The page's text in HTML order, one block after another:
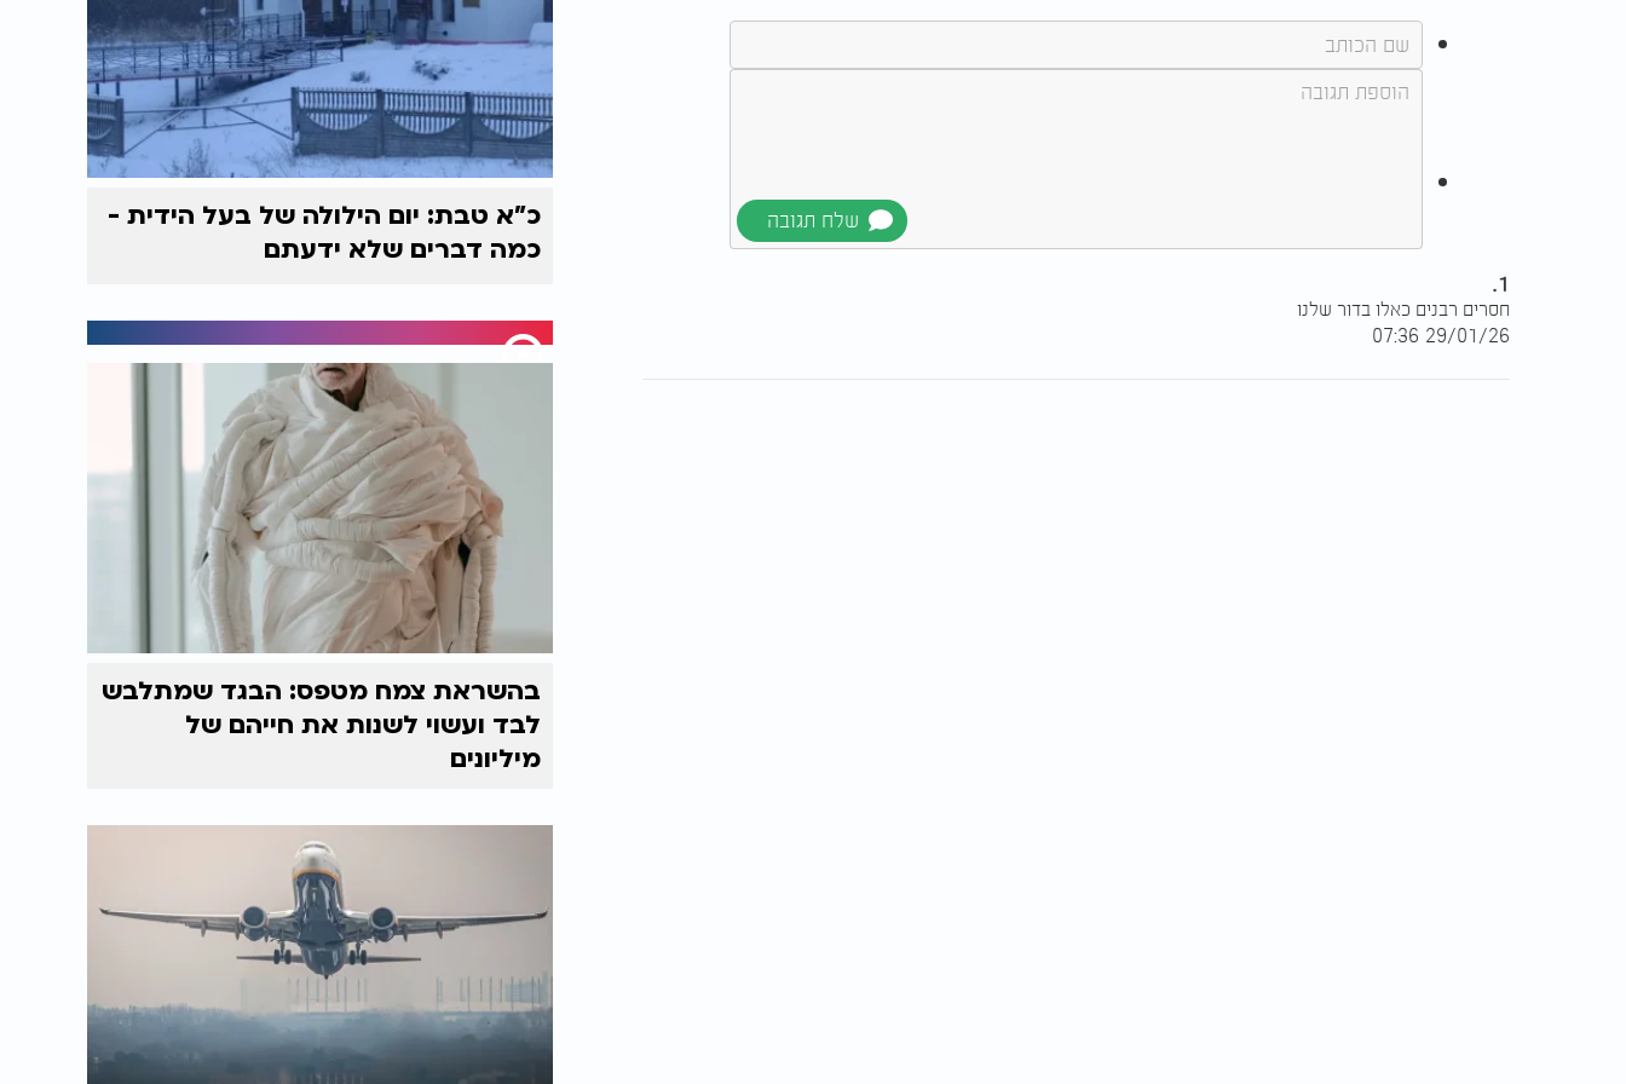
1.
חסרים רבנים כאלו בדור שלנו
29/01/26 07:36
כ"א טבת: יום הילולה של בעל הידית -
כמה דברים שלא ידעתם
בהשראת צמח מטפס: הבגד שמתלבש
לבד ועשוי לשנות את חייהם של
מיליונים